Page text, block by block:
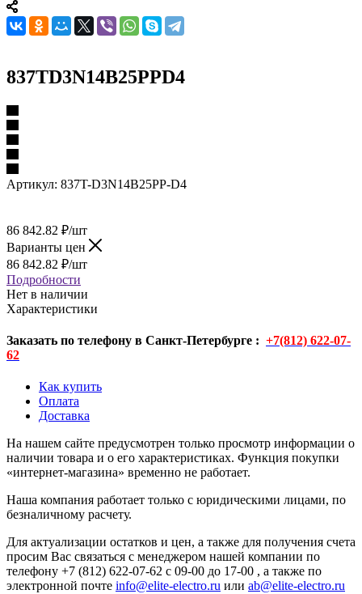
837TD3N14B25PPD4
Артикул: 837T-D3N14B25PP-D4
86 842.82 ₽/шт
Варианты цен
86 842.82 ₽/шт
Подробности
Нет в наличии
Характеристики
Заказать по телефону в Санкт-Петербурге : +7(812) 622-07-
62
Как купить
Оплата
Доставка
На нашем сайте предусмотрен только просмотр информации о
наличии товара и о его характеристиках. Функция покупки
«интернет-магазина» временно не работает.
Наша компания работает только с юридическими лицами, по
безналичному расчету.
Для актуализации остатков и цен, а также для получения счета
просим Вас связаться с менеджером нашей компании по
телефону +7 (812) 622-07-62 с 09-00 до 17-00 , а также по
электронной почте info@elite-electro.ru или ab@elite-electro.ru